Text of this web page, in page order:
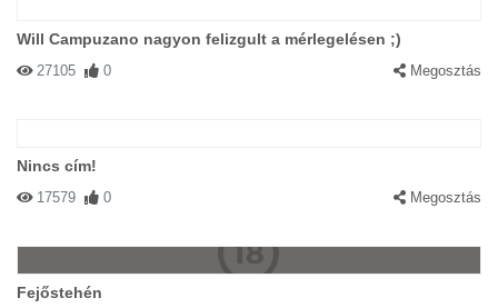
Will Campuzano nagyon felizgult a mérlegelésen ;)
27105 0 Megosztás
Nincs cím!
17579 0 Megosztás
Fejőstehén